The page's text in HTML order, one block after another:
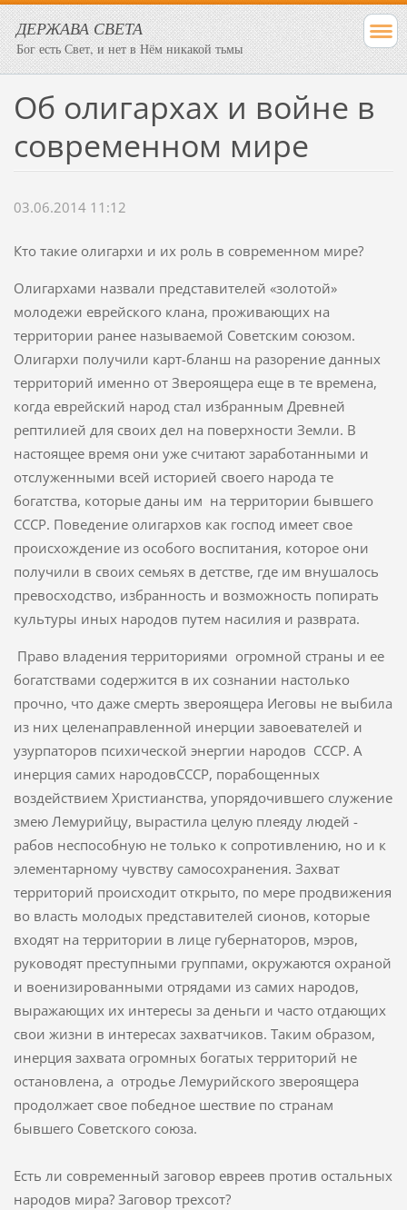
ДЕРЖАВА СВЕТА
Бог есть Свет, и нет в Нём никакой тьмы
Об олигархах и войне в
современном мире
03.06.2014 11:12
Кто такие олигархи и их роль в современном мире?
Олигархами назвали представителей «золотой»
молодежи еврейского клана, проживающих на
территории ранее называемой Советским союзом.
Олигархи получили карт-бланш на разорение данных
территорий именно от Звероящера еще в те времена,
когда еврейский народ стал избранным Древней
рептилией для своих дел на поверхности Земли. В
настоящее время они уже считают заработанными и
отслуженными всей историей своего народа те
богатства, которые даны им на территории бывшего
СССР. Поведение олигархов как господ имеет свое
происхождение из особого воспитания, которое они
получили в своих семьях в детстве, где им внушалось
превосходство, избранность и возможность попирать
культуры иных народов путем насилия и разврата.
Право владения территориями огромной страны и ее
богатствами содержится в их сознании настолько
прочно, что даже смерть звероящера Иеговы не выбила
из них целенаправленной инерции завоевателей и
узурпаторов психической энергии народов СССР. А
инерция самих народовСССР, порабощенных
воздействием Христианства, упорядочившего служение
змею Лемурийцу, вырастила целую плеяду людей -
рабов неспособную не только к сопротивлению, но и к
элементарному чувству самосохранения. Захват
территорий происходит открыто, по мере продвижения
во власть молодых представителей сионов, которые
входят на территории в лице губернаторов, мэров,
руководят преступными группами, окружаются охраной
и военизированными отрядами из самих народов,
выражающих их интересы за деньги и часто отдающих
свои жизни в интересах захватчиков. Таким образом,
инерция захвата огромных богатых территорий не
остановлена, а отродье Лемурийского звероящера
продолжает свое победное шествие по странам
бывшего Советского союза.
Есть ли современный заговор евреев против остальных
народов мира? Заговор трехсот?